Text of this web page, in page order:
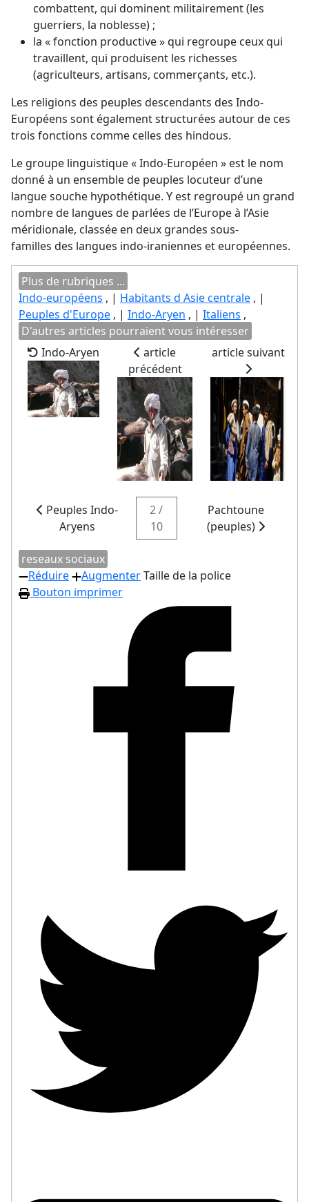
combattent, qui dominent militairement (les
guerriers, la noblesse) ;
la « fonction productive » qui regroupe ceux qui
travaillent, qui produisent les richesses
(agriculteurs, artisans, commerçants, etc.).
Les religions des peuples descendants des Indo-
Européens sont également structurées autour de ces
trois fonctions comme celles des hindous.
Le groupe linguistique « Indo-Européen » est le nom
donné à un ensemble de peuples locuteur d’une
langue souche hypothétique. Y est regroupé un grand
nombre de langues de parlées de l’Europe à l’Asie
méridionale, classée en deux grandes sous-
familles des langues indo-iraniennes et européennes.
Plus de rubriques ...
Indo-européens , | Habitants d Asie centrale , |
Peuples d'Europe , | Indo-Aryen , | Italiens ,
D'autres articles pourraient vous intéresser
Indo-Aryen
article
précédent
article suivant
Peuples Indo-
Aryens
2 /
10
Pachtoune
(peuples)
reseaux sociaux
Réduire
AugmenterTaille de la police
Bouton imprimer